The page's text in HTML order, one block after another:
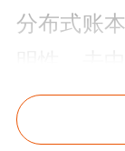
分布式账
明性、去
有法定货
币由私人